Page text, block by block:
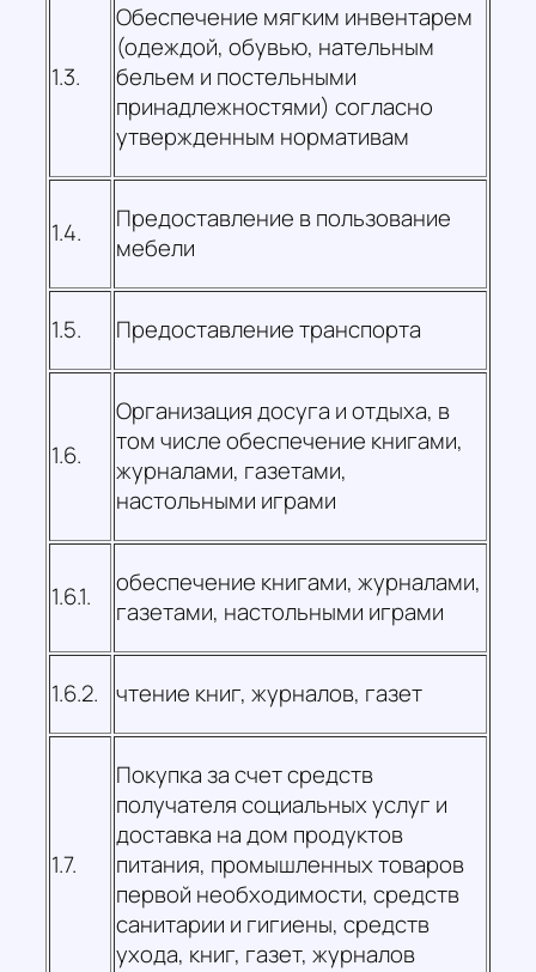
1.3.
Обеспечение мягким инвентарем
(одеждой, обувью, нательным
бельем и постельными
принадлежностями) согласно
утвержденным нормативам
1.4.
Предоставление в пользование
мебели
1.5. Предоставление транспорта
1.6.
Организация досуга и отдыха, в
том числе обеспечение книгами,
журналами, газетами,
настольными играми
1.6.1.
обеспечение книгами, журналами,
газетами, настольными играми
1.6.2. чтение книг, журналов, газет
1.7.
Покупка за счет средств
получателя социальных услуг и
доставка на дом продуктов
питания, промышленных товаров
первой необходимости, средств
санитарии и гигиены, средств
ухода, книг, газет, журналов